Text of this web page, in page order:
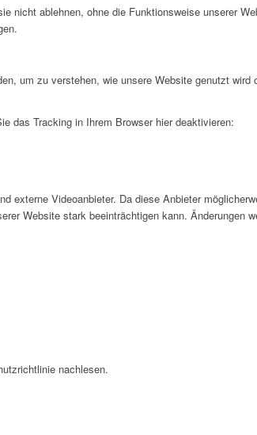
nicht ablehnen, ohne die Funktionsweise unserer
um zu verstehen, wie unsere Website genutzt
das Tracking in Ihrem Browser hier deaktivieren:
externe Videoanbieter. Da diese Anbieter
Website stark beeinträchtigen kann. Änderungen
nachlesen.